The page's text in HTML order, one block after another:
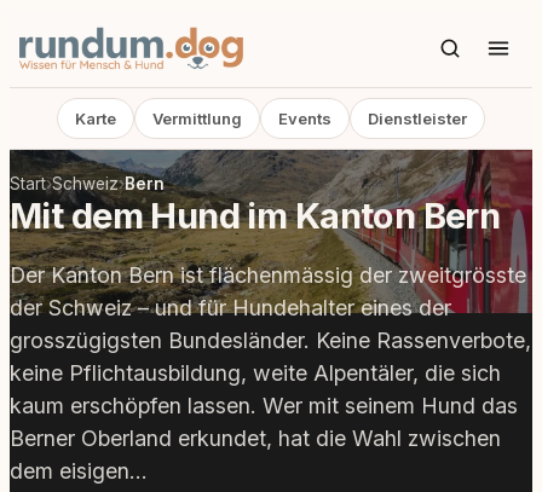
Karte Vermittlung Events Dienstleister
Start›Schweiz›Bern
Mit dem Hund im Kanton Bern
Der Kanton Bern ist flächenmässig der zweitgrösste
der Schweiz – und für Hundehalter eines der
grosszügigsten Bundesländer. Keine Rassenverbote,
keine Pflichtausbildung, weite Alpentäler, die sich
kaum erschöpfen lassen. Wer mit seinem Hund das
Berner Oberland erkundet, hat die Wahl zwischen
dem eisigen…